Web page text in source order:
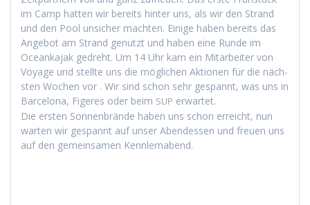
im Camp hat­ten wir bere­its hin­ter uns, als wir den Strand
und den Pool unsich­er macht­en. Einige haben bere­its das
Ange­bot am Strand genutzt und haben eine Runde im
Oceanka­jak gedreht. Um 14 Uhr kam ein Mitar­beit­er von
Voy­age und stellte uns die möglichen Aktio­nen für die näch­
sten Wochen vor . Wir sind schon sehr ges­pan­nt, was uns in
Barcelona, Figeres oder beim SUP erwartet.
Die ersten Son­nen­brände haben uns schon erre­icht, nun
warten wir ges­pan­nt auf unser Aben­dessen und freuen uns
auf den gemein­samen Kennlernabend.